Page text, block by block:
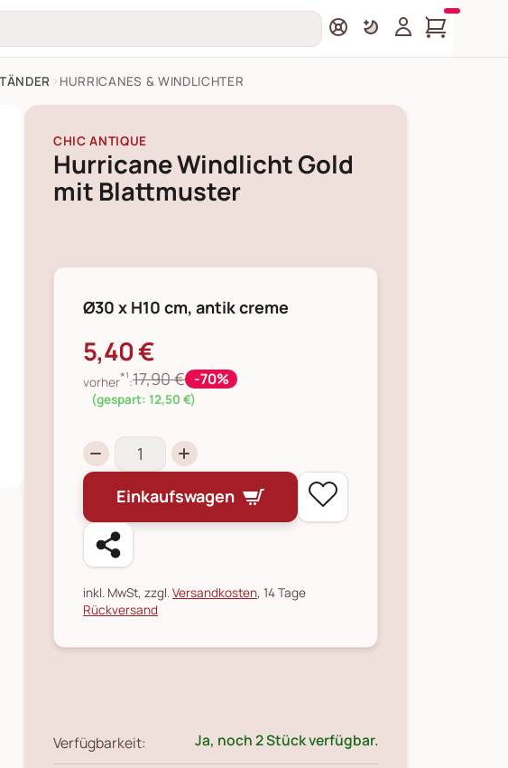
HURRICANES & WINDLICHTER
CHIC ANTIQUE
Hurricane Windlicht Gold
mit Blattmuster
Ø30 x H10 cm, antik creme
5,40 €
vorher*¹:17,90 € -70%
(gespart: 12,50 €)
Einkaufswagen
inkl. MwSt, zzgl. Versandkosten, 14 Tage
Rückversand
Verfügbarkeit: Ja, noch 2 Stück verfügbar.